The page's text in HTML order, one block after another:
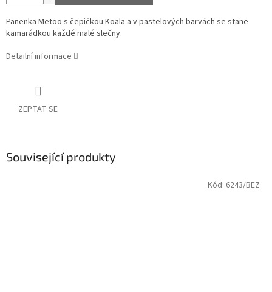
Panenka Metoo s čepičkou Koala a v pastelových barvách se stane
kamarádkou každé malé slečny.
Detailní informace
ZEPTAT SE
Související produkty
Kód: 6243/BEZ